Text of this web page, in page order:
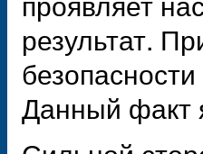
результат.
Данный факт